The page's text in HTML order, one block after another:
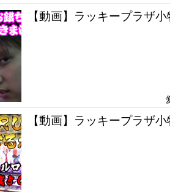
【動画】ラッキープラザ
【動画】ラッキープラザ